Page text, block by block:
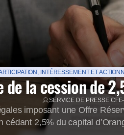
INTÉRESSEMENT ET
de la cession de
SERVICE DE PRESSE
imposant une Offre
2,5% du capital